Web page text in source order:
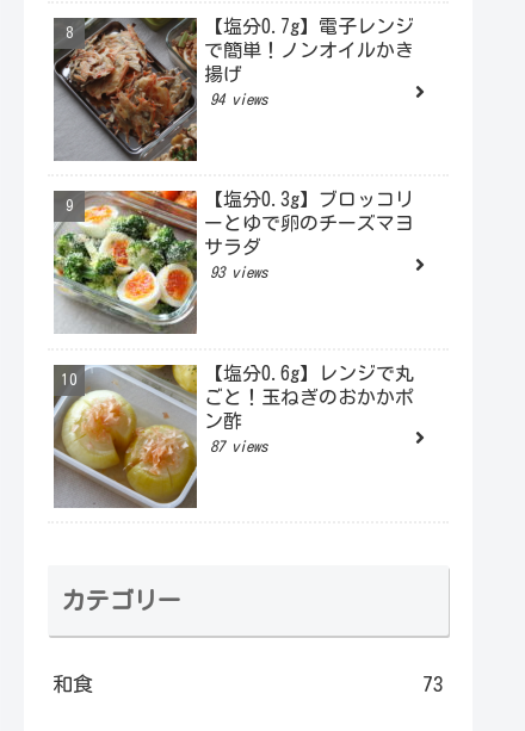
【塩分0.7g】電子レンジ
で簡単！ノンオイルかき
揚げ
94 views
【塩分0.3g】ブロッコリ
ーとゆで卵のチーズマヨ
サラダ
93 views
【塩分0.6g】レンジで丸
ごと！玉ねぎのおかかポ
ン酢
87 views
カテゴリー
和食 73